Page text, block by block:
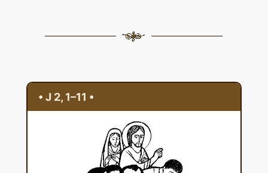
• J 2, 1–11 •